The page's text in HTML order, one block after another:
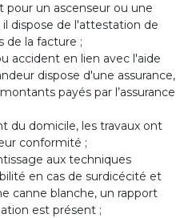
pour un ascenseur ou une
dispose de l'attestation de
de la facture ;
accident en lien avec l'aide
dispose d'une assurance,
payés par l’assurance
du domicile, les travaux ont
conformité ;
aux techniques
en cas de surdicécité et
canne blanche, un rapport
est présent ;